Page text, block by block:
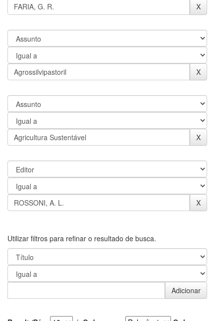
Utilizar filtros para refinar o resultado de busca.